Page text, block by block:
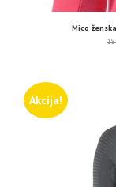
Mico
Akcija!